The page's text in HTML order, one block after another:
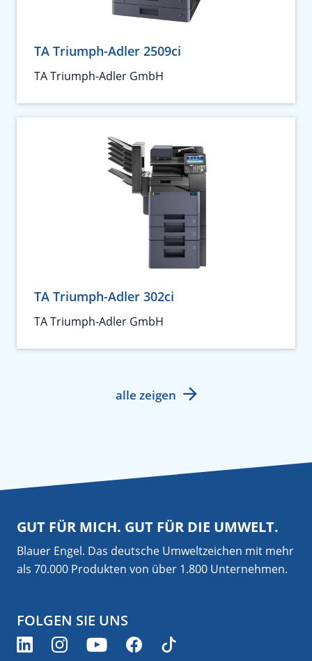
TA Triumph-Adler 2509ci
TA Triumph-Adler GmbH
TA Triumph-Adler 302ci
TA Triumph-Adler GmbH
alle zeigen
GUT FÜR MICH. GUT FÜR DIE UMWELT.
Blauer Engel. Das deutsche Umweltzeichen mit mehr
als 70.000 Produkten von über 1.800 Unternehmen.
FOLGEN SIE UNS